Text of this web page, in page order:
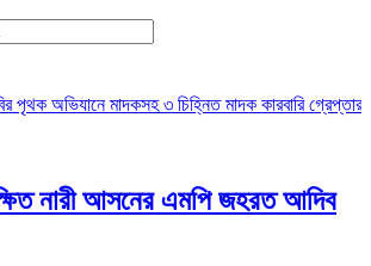
পৃথক অভিযানে মাদকসহ ৩ চিহ্নিত মাদক কারবারি গ্রেপ্তার
নারী আসনের এমপি জহরত আদিব